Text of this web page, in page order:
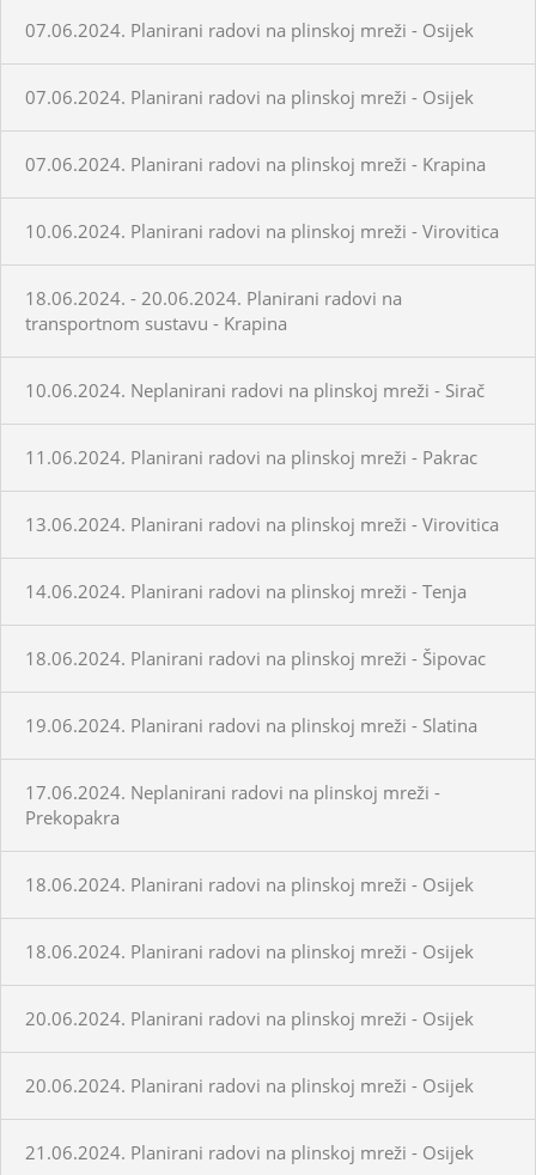
07.06.2024. Planirani radovi na plinskoj mreži - Osijek
07.06.2024. Planirani radovi na plinskoj mreži - Osijek
07.06.2024. Planirani radovi na plinskoj mreži - Krapina
10.06.2024. Planirani radovi na plinskoj mreži - Virovitica
18.06.2024. - 20.06.2024. Planirani radovi na
transportnom sustavu - Krapina
10.06.2024. Neplanirani radovi na plinskoj mreži - Sirač
11.06.2024. Planirani radovi na plinskoj mreži - Pakrac
13.06.2024. Planirani radovi na plinskoj mreži - Virovitica
14.06.2024. Planirani radovi na plinskoj mreži - Tenja
18.06.2024. Planirani radovi na plinskoj mreži - Šipovac
19.06.2024. Planirani radovi na plinskoj mreži - Slatina
17.06.2024. Neplanirani radovi na plinskoj mreži -
Prekopakra
18.06.2024. Planirani radovi na plinskoj mreži - Osijek
18.06.2024. Planirani radovi na plinskoj mreži - Osijek
20.06.2024. Planirani radovi na plinskoj mreži - Osijek
20.06.2024. Planirani radovi na plinskoj mreži - Osijek
21.06.2024. Planirani radovi na plinskoj mreži - Osijek